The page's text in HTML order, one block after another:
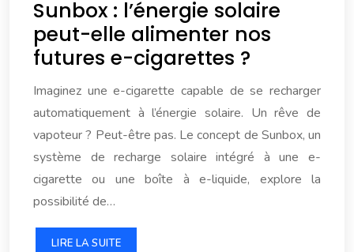
Sunbox : l’énergie solaire
peut-elle alimenter nos
futures e-cigarettes ?
Imaginez une e-cigarette capable de se recharger
automatiquement à l’énergie solaire. Un rêve de
vapoteur ? Peut-être pas. Le concept de Sunbox, un
système de recharge solaire intégré à une e-
cigarette ou une boîte à e-liquide, explore la
possibilité de…
LIRE LA SUITE